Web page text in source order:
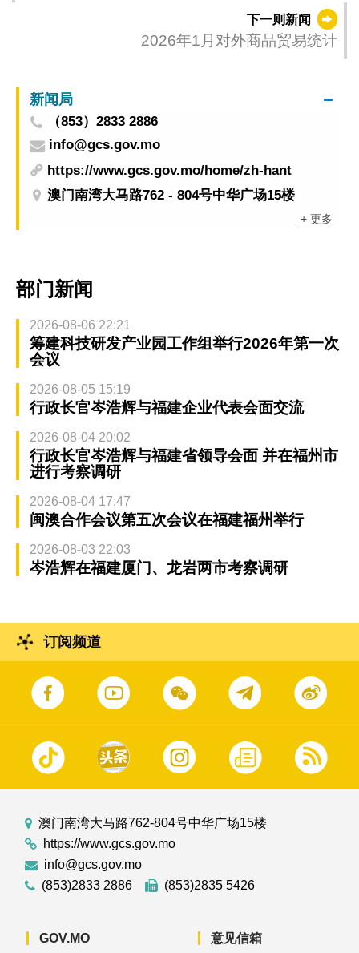
下一则新闻
2026年1月对外商品贸易统计
新闻局
（853）2833 2886
info@gcs.gov.mo
https://www.gcs.gov.mo/home/zh-hant
澳门南湾大马路762 - 804号中华广场15楼
+ 更多
部门新闻
2026-08-06 22:21
筹建科技研发产业园工作组举行2026年第一次
会议
2026-08-05 15:19
行政长官岑浩辉与福建企业代表会面交流
2026-08-04 20:02
行政长官岑浩辉与福建省领导会面 并在福州市
进行考察调研
2026-08-04 17:47
闽澳合作会议第五次会议在福建福州举行
2026-08-03 22:03
岑浩辉在福建厦门、龙岩两市考察调研
订阅频道
澳门南湾大马路762-804号中华广场15楼
https://www.gcs.gov.mo
info@gcs.gov.mo
(853)2833 2886
(853)2835 5426
GOV.MO 意见信箱